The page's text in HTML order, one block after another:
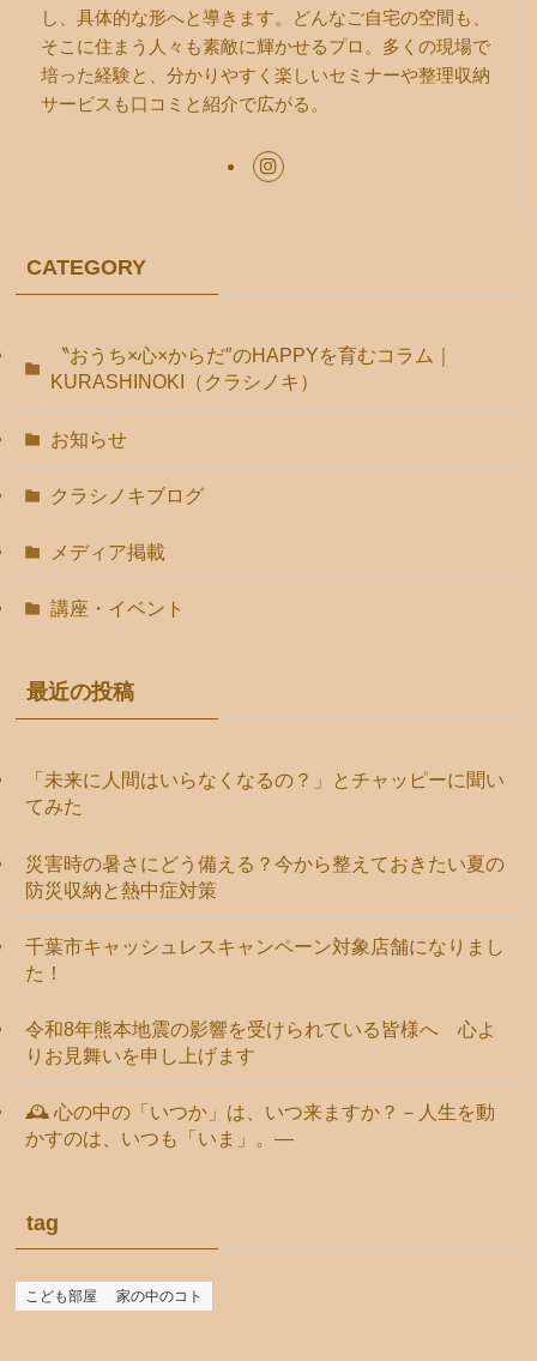
し、具体的な形へと導きます。どんなご自宅の空間も、
そこに住まう人々も素敵に輝かせるプロ。多くの現場で
培った経験と、分かりやすく楽しいセミナーや整理収納
サービスも口コミと紹介で広がる。
CATEGORY
〝おうち×心×からだ″のHAPPYを育むコラム｜
KURASHINOKI（クラシノキ）
お知らせ
クラシノキブログ
メディア掲載
講座・イベント
最近の投稿
「未来に人間はいらなくなるの？」とチャッピーに聞い
てみた
災害時の暑さにどう備える？今から整えておきたい夏の
防災収納と熱中症対策
千葉市キャッシュレスキャンペーン対象店舗になりまし
た！
令和8年熊本地震の影響を受けられている皆様へ 心よ
りお見舞いを申し上げます
🕰️ 心の中の「いつか」は、いつ来ますか？－人生を動
かすのは、いつも「いま」。―
tag
こども部屋 家の中のコト